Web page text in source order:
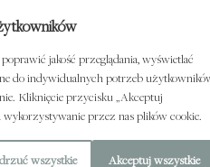
jakość przeglądania, wyświetlać
do indywidualnych potrzeb
Kliknięcie przycisku „Akceptuj
przez nas plików cookie.
wszystkie Akceptuj wszystkie